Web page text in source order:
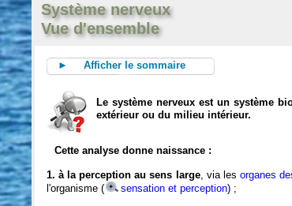
Système nerveux
Vue d'ensemble
► Afficher le sommaire
Le système nerveux est un système
extérieur ou du milieu intérieur.
Cette analyse donne naissance :
1. à la perception au sens large, via les organes
l'organisme (
sensation et perception) ;